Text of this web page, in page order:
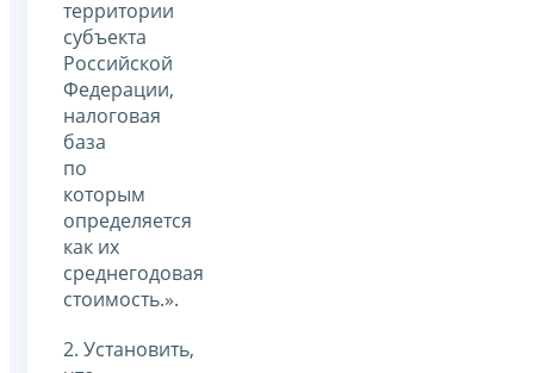
территории
субъекта
Российской
Федерации,
налоговая
база
по
которым
определяется
как их
среднегодовая
стоимость.».
2. Установить,